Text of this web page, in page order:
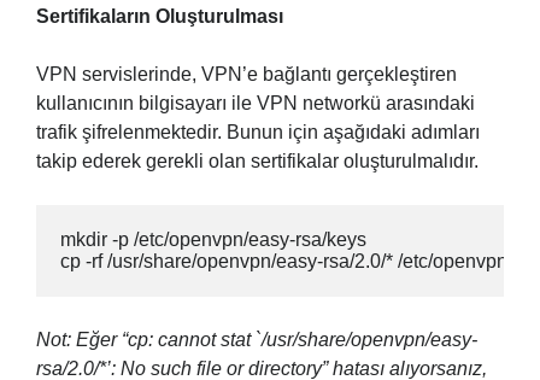
Sertifikaların Oluşturulması
VPN servislerinde, VPN’e bağlantı gerçekleştiren
kullanıcının bilgisayarı ile VPN networkü arasındaki
trafik şifrelenmektedir. Bunun için aşağıdaki adımları
takip ederek gerekli olan sertifikalar oluşturulmalıdır.
mkdir -p /etc/openvpn/easy-rsa/keys
cp -rf /usr/share/openvpn/easy-rsa/2.0/* /etc/openvpn/
Not: Eğer “cp: cannot stat `/usr/share/openvpn/easy-
rsa/2.0/*’: No such file or directory” hatası alıyorsanız,